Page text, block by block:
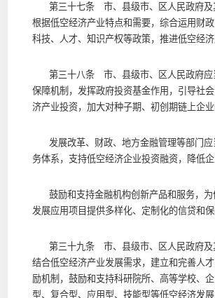
第三十七条 市、县级市、区人民政府及
根据低空经济产业特点和需要，综合运用财政
科技、人才、知识产权等政策，推进低空经济
第三十八条 市、县级市、区人民政府应
保障机制，发挥政府投资基金作用，引导社
济产业投资，加大对种子期、初创期链上企业
发展改革、财政、地方金融管理等部门应
务体系，支持低空经济企业投资融资，降低企
鼓励和支持金融机构创新产品和服务，为
发展应用项目提供多样化、定制化的信贷和保
第三十九条 市、县级市、区人民政府及
结合低空经济产业发展需求，建立和完善人
励机制，鼓励和支持科研院所、高等学校、
型、复合型、应用型、技能型等低空经济发